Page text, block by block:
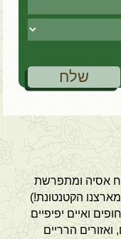
אסיה ומתפרשת
על-פני שטח של 331,210 קמ”ר (פי 16 מארצנו הקטנטונת!)
ואיים יפיפיים
ואזורים הרריים